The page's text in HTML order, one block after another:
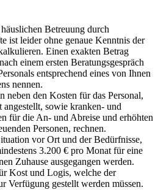
Betreuung durch
ist leider ohne genaue Kenntnis der
Einen exakten Betrag
einem ersten Beratungsgespräch
entsprechend eines von Ihnen
nennen.
neben den Kosten für das Personal,
sowie kranken- und
für die An- und Abreise und erhöhten
Personen, rechnen.
vor Ort und der Bedürfnisse,
3.200 € pro Monat für eine
Zuhause ausgegangen werden.
Kost und Logis, welche der
Verfügung gestellt werden müssen.